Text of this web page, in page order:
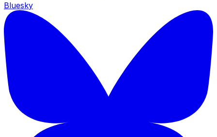
Bluesky